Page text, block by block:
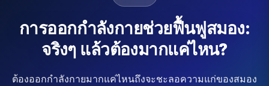
การออกกำลังกายช่วยฟื้นฟูสมอง:
จริงๆ แล้วต้องมากแค่ไหน?
ต้องออกกำลังกายมากแค่ไหนถึงจะชะลอความแก่ของสมอง